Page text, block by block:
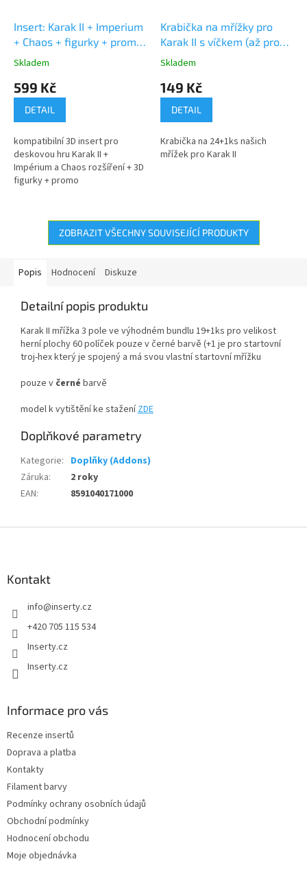
Insert: Karak II + Imperium
+ Chaos + figurky + promo
(v3)
Průměrné
produktu
5
hvězdiček.
Skladem
599 Kč
DETAIL
kompatibilní 3D insert pro
deskovou hru Karak II +
Impérium a Chaos rozšíření + 3D
figurky + promo
Krabička na mřížky pro
Karak II s víčkem (až pro
24+1ks)
Průměrné
produktu
5
hvězdiček.
Skladem
149 Kč
DETAIL
Krabička na 24+1ks našich
mřížek pro Karak II
ZOBRAZIT VŠECHNY SOUVISEJÍCÍ PRODUKTY
Popis Hodnocení Diskuze
Detailní popis produktu
Karak II mřížka 3 pole ve výhodném bundlu 19+1ks pro velikost
herní plochy 60 políček pouze v černé barvě (+1 je pro startovní
troj-hex který je spojený a má svou vlastní startovní mřížku
pouze v černé barvě
model k vytištění ke staženíZDE
Doplňkové parametry
Kategorie: Doplňky (Addons)
Záruka:
2 roky
EAN: 8591040171000
Kontakt
info@inserty.cz
+420 705 115 534
Inserty.cz
Inserty.cz
Informace pro vás
Recenze insertů
Doprava a platba
Kontakty
Filament barvy
Podmínky ochrany osobních údajů
Obchodní podmínky
Hodnocení obchodu
Moje objednávka